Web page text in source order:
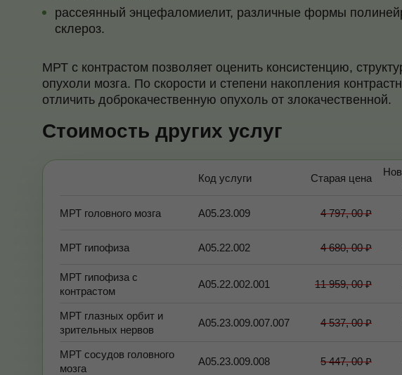
рассеянный энцефаломиелит, различные формы
склероз.
МРТ с контрастом позволяет оценить консистенцию,
опухоли мозга. По скорости и степени накопления
отличить доброкачественную опухоль от злокачественной.
Стоимость других услуг
Код услуги Старая цена
МРТ головного мозга А05.23.009 4 797, 00 ₽
МРТ гипофиза А05.22.002 4 680, 00 ₽
МРТ гипофиза с
контрастом
А05.22.002.001 11 959, 00 ₽
МРТ глазных орбит и
зрительных нервов
А05.23.009.007.007 4 537, 00 ₽
МРТ сосудов головного
мозга
А05.23.009.008 5 447, 00 ₽